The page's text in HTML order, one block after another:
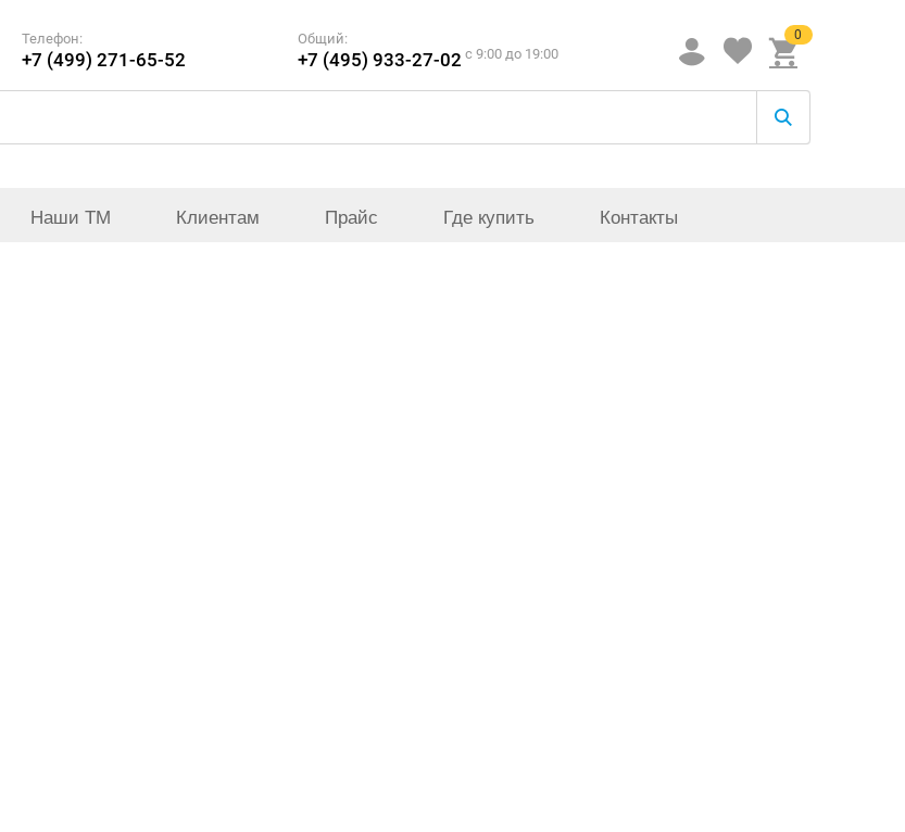
Телефон:
+7 (499) 271-65-52
Общий:
+7 (495) 933-27-02 c 9:00 до 19:00
0
Наши ТМ Клиентам Прайс Где купить Контакты